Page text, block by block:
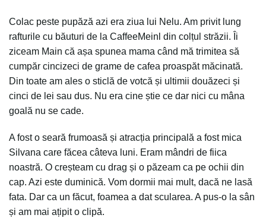
Colac peste pupăză azi era ziua lui Nelu. Am privit lung
rafturile cu băuturi de la CaffeeMeinl din colțul străzii. Îi
ziceam Main că așa spunea mama când mă trimitea să
cumpăr cincizeci de grame de cafea proaspăt măcinată.
Din toate am ales o sticlă de votcă și ultimii douăzeci și
cinci de lei sau dus. Nu era cine știe ce dar nici cu mâna
goală nu se cade.
A fost o seară frumoasă și atracția principală a fost mica
Silvana care făcea câteva luni. Eram mândri de fiica
noastră. O creșteam cu drag și o păzeam ca pe ochii din
cap. Azi este duminică. Vom dormii mai mult, dacă ne lasă
fata. Dar ca un făcut, foamea a dat scularea. A pus-o la sân
și am mai ațipit o clipă.